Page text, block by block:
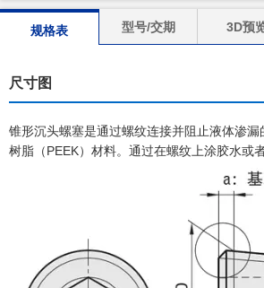
规格表 型号/交期 3D预
尺寸图
锥形沉头螺塞是通过螺纹连接并阻止液体渗
树脂（PEEK）材料。通过在螺纹上涂胶水或